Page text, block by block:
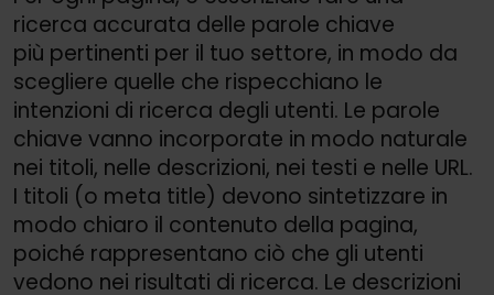
ricerca accurata delle parole chiave
più pertinenti per il tuo settore, in modo da
scegliere quelle che rispecchiano le
intenzioni di ricerca degli utenti. Le parole
chiave vanno incorporate in modo naturale
nei titoli, nelle descrizioni, nei testi e nelle URL.
I titoli (o meta title) devono sintetizzare in
modo chiaro il contenuto della pagina,
poiché rappresentano ciò che gli utenti
vedono nei risultati di ricerca. Le descrizioni